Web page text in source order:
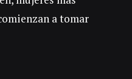
a tomar